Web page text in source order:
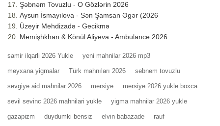
Şəbnəm Tovuzlu - O Gözlərin 2026
Aysun İsmayılova - Sən Şamsan Əgər (2026
Üzeyir Mehdizadə - Gecikmə
Memişhkhan & Könül Aliyeva - Ambulance 2026
samir ilqarli 2026 Yukle yeni mahnilar 2026 mp3
meyxana yigmalar Türk mahnıları 2026 sebnem tovuzlu
sevgiye aid mahnilar 2026 mersiye mersiye 2026 yukle boxca
sevil sevinc 2026 mahnilari yukle yigma mahnilar 2026 yukle
gazapizm duydumki bensiz elvin babazade rauf